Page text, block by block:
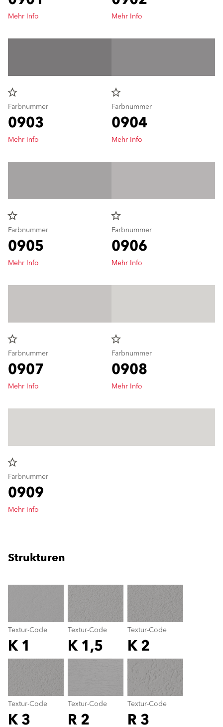
Mehr Info Mehr Info
star_border
Farbnummer
0903
Mehr Info
star_border
Farbnummer
0904
Mehr Info
star_border
Farbnummer
0905
Mehr Info
star_border
Farbnummer
0906
Mehr Info
star_border
Farbnummer
0907
Mehr Info
star_border
Farbnummer
0908
Mehr Info
star_border
Farbnummer
0909
Mehr Info
Strukturen
Textur-Code
K 1
Textur-Code
K 1,5
Textur-Code
K 2
Textur-Code
K 3
Textur-Code
R 2
Textur-Code
R 3
Textur-Code
color_name